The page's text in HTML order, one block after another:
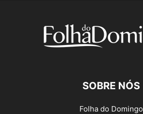
SOBRE NÓS
Folha do Domingo